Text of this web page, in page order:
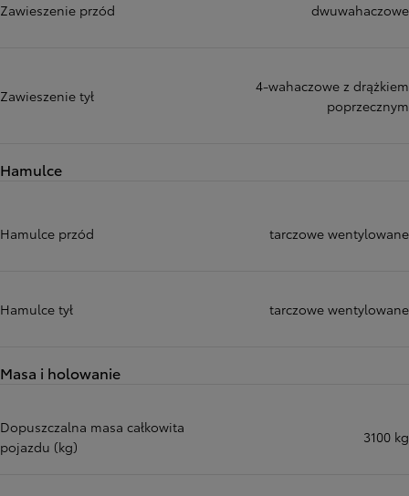
Zawieszenie przód dwuwahaczowe
Zawieszenie tył
4-wahaczowe z drążkiem
poprzecznym
Hamulce
Hamulce przód tarczowe wentylowane
Hamulce tył tarczowe wentylowane
Masa i holowanie
Dopuszczalna masa całkowita
pojazdu (kg)
3100 kg